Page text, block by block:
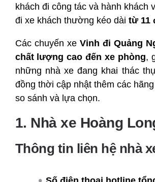
khách đi công tác và hành
đi xe khách thường kéo dài từ 11
Các chuyến xe Vinh đi Quảng
chất lượng cao đến xe phòng,
những nhà xe đang khai thác
đồng thời cập nhật thêm các
so sánh và lựa chọn.
1. Nhà xe Hoàng
Thông tin liên hệ nhà